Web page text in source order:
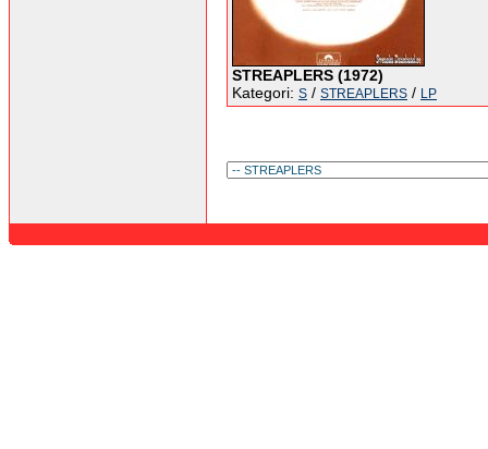
STREAPLERS (1972)
Kategori: S / STREAPLERS / LP